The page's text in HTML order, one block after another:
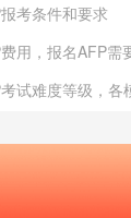
考条件和要求
用，报名AFP需
试难度等级，各